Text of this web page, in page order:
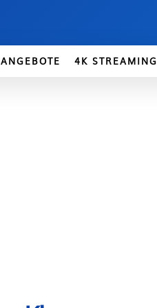
ANGEBOTE 4K STREAMING